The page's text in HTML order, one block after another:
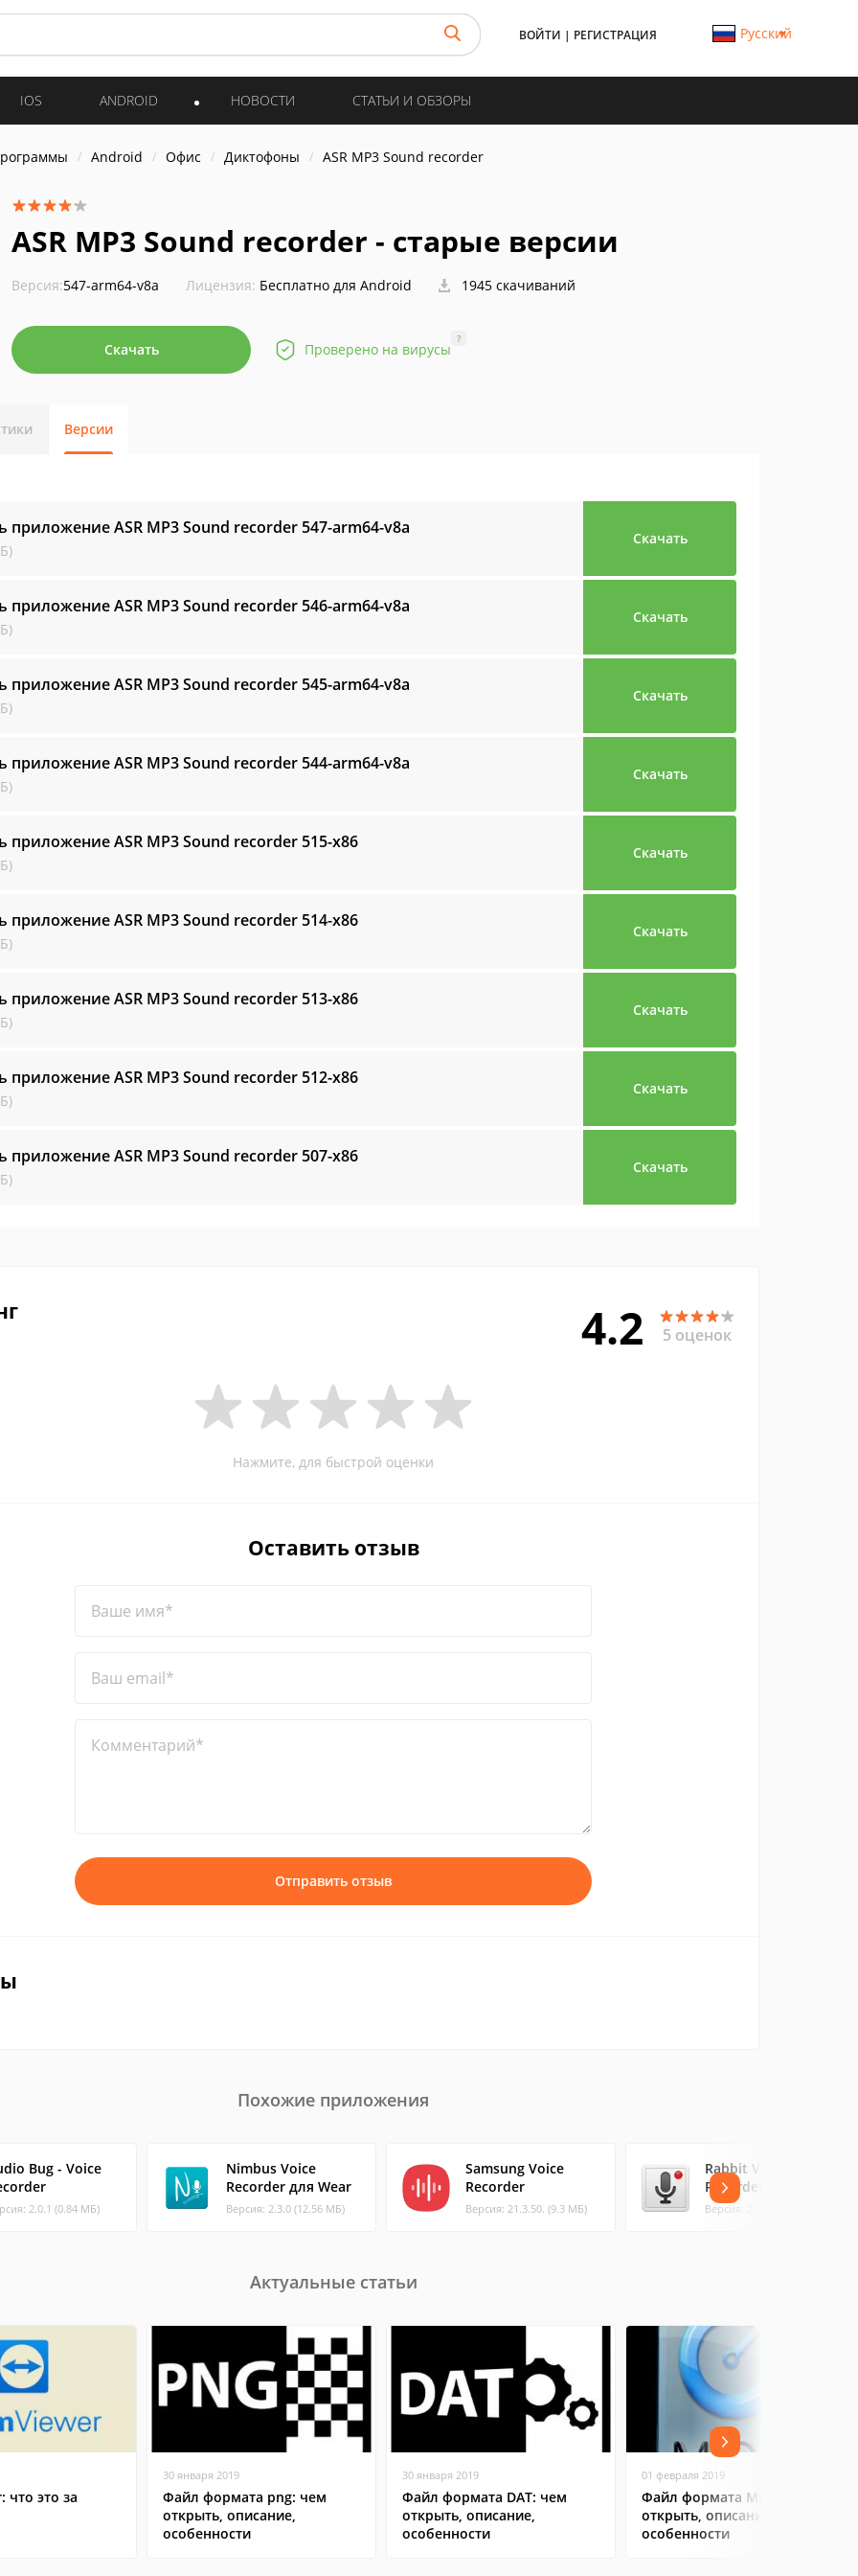
ВОЙТИ | РЕГИСТРАЦИЯ Русский
IOS ANDROID НОВОСТИ СТАТЬИ И ОБЗОРЫ
Android Офис Диктофоны ASR MP3 Sound recorder
ASR MP3 Sound recorder - старые версии
Версия:547-arm64-v8a Лицензия: Бесплатно для Android 1945 скачиваний
Скачать Проверено на вирусы
?
Версии
приложение ASR MP3 Sound recorder 547-arm64-v8a
Скачать
приложение ASR MP3 Sound recorder 546-arm64-v8a
Скачать
приложение ASR MP3 Sound recorder 545-arm64-v8a
Скачать
приложение ASR MP3 Sound recorder 544-arm64-v8a
Скачать
приложение ASR MP3 Sound recorder 515-x86
Скачать
приложение ASR MP3 Sound recorder 514-x86
Скачать
приложение ASR MP3 Sound recorder 513-x86
Скачать
приложение ASR MP3 Sound recorder 512-x86
Скачать
приложение ASR MP3 Sound recorder 507-x86
Скачать
4.2 5 оценок
Нажмите, для быстрой оценки
Оставить отзыв
Ваше имя*
Ваш email*
Комментарий*
Отправить отзыв
Похожие приложения
Bug - Voice
2.0.1 (0.84 МБ)
Nimbus Voice
Recorder для Wear
Версия: 2.3.0 (12.56 МБ)
Samsung Voice
Recorder
Версия: 21.3.50. (9.3 МБ)
Rabbit Voice
Recorder
Версия: 2.0.1 (5.83 МБ)
Актуальные статьи
что это за
30 января 2019
Файл формата png: чем
открыть, описание,
особенности
30 января 2019
Файл формата DAT: чем
открыть, описание,
особенности
01 февраля 2019
Файл формата MOV: чем
открыть, описание,
особенности